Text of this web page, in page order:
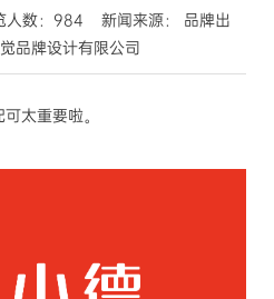
数：984 新闻来源： 品牌出
品牌设计有限公司
太重要啦。